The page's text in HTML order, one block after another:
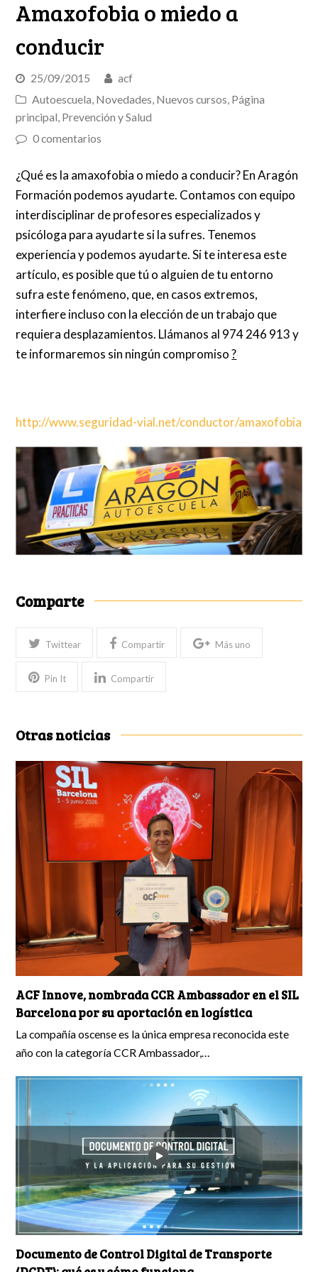
Amaxofobia o miedo a
conducir
25/09/2015
acf
Autoescuela, Novedades, Nuevos cursos, Página
principal, Prevención y Salud
0 comentarios
¿Qué es la amaxofobia o miedo a conducir? En Aragón
Formación podemos ayudarte. Contamos con equipo
interdisciplinar de profesores especializados y
psicóloga para ayudarte si la sufres. Tenemos
experiencia y podemos ayudarte. Si te interesa este
artículo, es posible que tú o alguien de tu entorno
sufra este fenómeno, que, en casos extremos,
interfiere incluso con la elección de un trabajo que
requiera desplazamientos. Llámanos al 974 246 913 y
te informaremos sin ningún compromiso?
http://www.seguridad-vial.net/conductor/amaxofobia
Comparte
Twittear Compartir Más uno
Pin It Compartir
Otras noticias
ACF Innove, nombrada CCR Ambassador en el SIL
Barcelona por su aportación en logística
La compañía oscense es la única empresa reconocida este
año con la categoría CCR Ambassador,…
Documento de Control Digital de Transporte